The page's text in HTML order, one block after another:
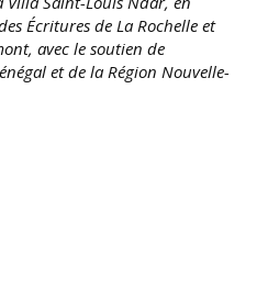
Écritures de La Rochelle et
avec le soutien de
et de la Région Nouvelle-